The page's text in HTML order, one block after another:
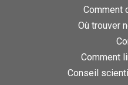
Comment
Où trouver
Comment
Conseil